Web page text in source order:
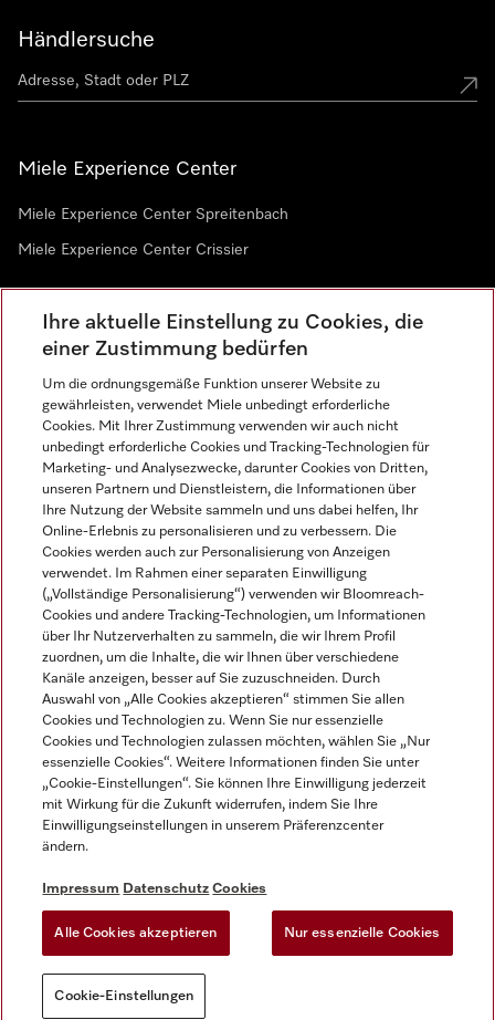
Händlersuche
Miele Experience Center
Miele Experience Center Spreitenbach
Miele Experience Center Crissier
Newsletter
Sprache
DEUTSCH
Impressum
Datenschutz
Cookie-Einstellungen
Miele auf YoutubeMiele auf Instagram
Miele auf Facebook
Miele auf LinkedInMiele auf LinkedIn
Ihre aktuelle Einstellung zu Cookies, die
einer Zustimmung bedürfen
Um die ordnungsgemäße Funktion unserer Website zu
gewährleisten, verwendet Miele unbedingt erforderliche
Cookies. Mit Ihrer Zustimmung verwenden wir auch nicht
unbedingt erforderliche Cookies und Tracking-Technologien für
Marketing- und Analysezwecke, darunter Cookies von Dritten,
unseren Partnern und Dienstleistern, die Informationen über
Ihre Nutzung der Website sammeln und uns dabei helfen, Ihr
Online-Erlebnis zu personalisieren und zu verbessern. Die
Cookies werden auch zur Personalisierung von Anzeigen
verwendet. Im Rahmen einer separaten Einwilligung
(„Vollständige Personalisierung“) verwenden wir Bloomreach-
Cookies und andere Tracking-Technologien, um Informationen
über Ihr Nutzerverhalten zu sammeln, die wir Ihrem Profil
zuordnen, um die Inhalte, die wir Ihnen über verschiedene
Kanäle anzeigen, besser auf Sie zuzuschneiden. Durch
Auswahl von „Alle Cookies akzeptieren“ stimmen Sie allen
Cookies und Technologien zu. Wenn Sie nur essenzielle
Cookies und Technologien zulassen möchten, wählen Sie „Nur
essenzielle Cookies“. Weitere Informationen finden Sie unter
„Cookie-Einstellungen“. Sie können Ihre Einwilligung jederzeit
mit Wirkung für die Zukunft widerrufen, indem Sie Ihre
Einwilligungseinstellungen in unserem Präferenzcenter
ändern.
Impressum Datenschutz Cookies
Alle Cookies akzeptieren Nur essenzielle Cookies
Cookie-Einstellungen